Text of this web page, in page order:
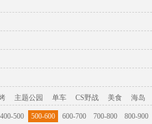
主题公园 单车 CS野战 美食 海岛
400-500 500-600 600-700 700-800 800-900